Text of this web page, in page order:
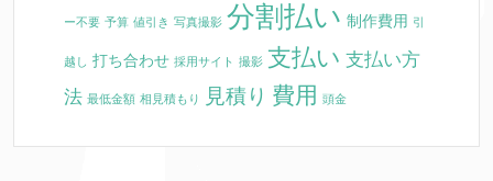
ー不要 予算 値引き 写真撮影 分割払い 制作費用 引
越し 打ち合わせ 採用サイト 撮影 支払い 支払い方
法 最低金額 相見積もり 見積り 費用 頭金